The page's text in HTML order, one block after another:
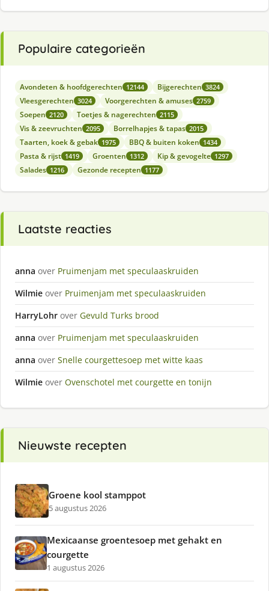
Populaire categorieën
Avondeten & hoofdgerechten 12144 Bijgerechten 3824
Vleesgerechten 3024 Voorgerechten & amuses 2759
Soepen 2120 Toetjes & nagerechten 2115
Vis & zeevruchten 2095 Borrelhapjes & tapas 2015
Taarten, koek & gebak 1975 BBQ & buiten koken 1434
Pasta & rijst 1419 Groenten 1312 Kip & gevogelte 1297
Salades 1216 Gezonde recepten 1177
Laatste reacties
anna over Pruimenjam met speculaaskruiden
Wilmie over Pruimenjam met speculaaskruiden
HarryLohr over Gevuld Turks brood
anna over Pruimenjam met speculaaskruiden
anna over Snelle courgettesoep met witte kaas
Wilmie over Ovenschotel met courgette en tonijn
Nieuwste recepten
Groene kool stamppot
5 augustus 2026
Mexicaanse groentesoep met gehakt en
courgette
1 augustus 2026